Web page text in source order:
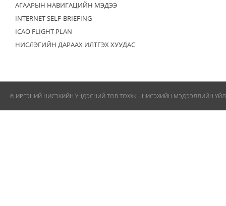
АГААРЫН НАВИГАЦИЙН МЭДЭЭ
INTERNET SELF-BRIEFING
ICAO FLIGHT PLAN
НИСЛЭГИЙН ДАРААХ ИЛТГЭХ ХУУДАС
© ИРГЭНИЙ НИСЭХИЙН ҮНДЭСНИЙ ТӨВ ТӨХХК - НИСЭХИЙН МЭДЭЭЛЛИЙН